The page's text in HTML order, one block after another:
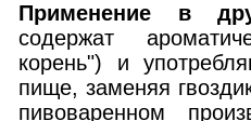
Применение в
содержат
корень") и
пище, заменяя
пивоваренном